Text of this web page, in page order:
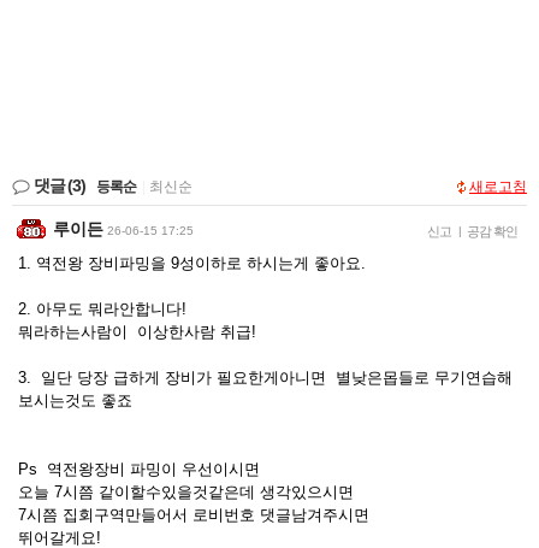
댓글(3) 등록순 최신순 새로고침
루이든 26-06-15 17:25 신고 | 공감 확인
1. 역전왕 장비파밍을 9성이하로 하시는게 좋아요.
2. 아무도 뭐라안합니다!
뭐라하는사람이 이상한사람 취급!
3. 일단 당장 급하게 장비가 필요한게아니면 별낮은몹들로 무기연습해
보시는것도 좋죠
Ps 역전왕장비 파밍이 우선이시면
오늘 7시쯤 같이할수있을것같은데 생각있으시면
7시쯤 집회구역만들어서 로비번호 댓글남겨주시면
뛰어갈게요!